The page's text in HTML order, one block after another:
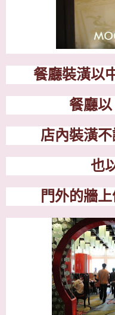
餐廳裝潢以
餐廳
店內裝潢
也
門外的牆